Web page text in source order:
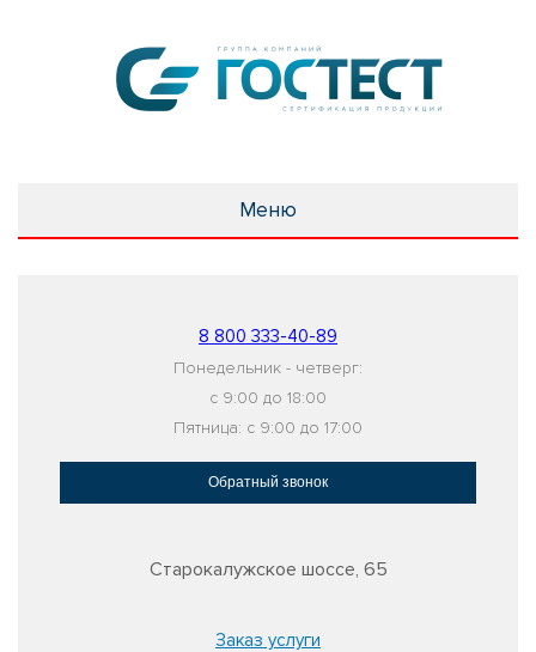
Меню
8 800 333-40-89
Понедельник - четверг:
с 9:00 до 18:00
Пятница: с 9:00 до 17:00
Обратный звонок
Старокалужское шоссе, 65
Заказ услуги